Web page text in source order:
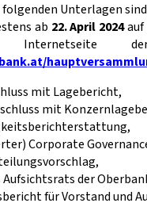
Unterlagen
ab 22. April 2024auf
Internetseite
mit Lagebericht,
mit
Corporate
der
für Vorstand und